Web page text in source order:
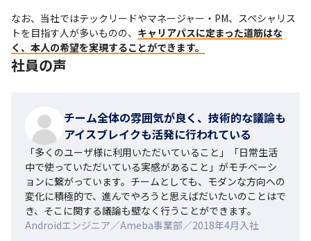
なお、当社ではテックリードやマネージャー・PM、スペシャリス
トを目指す人が多いものの、 キャリアパスに定まった道筋はな
く、本人の希望を実現することができます。
社員の声
チーム全体の雰囲気が良く、技術的な議論も
アイスブレイクも活発に行われている
「多くのユーザ様に利用いただいていること」「日常生活
中で使っていただいている実感があること」がモチベーシ
ョンに繋がっています。チームとしても、モダンな方向への
変化に積極的で、進んでやろうと思えばだいたいのことはで
き、そこに関する議論も壁なく行うことができます。
Androidエンジニア／Ameba事業部／2018年4月入社